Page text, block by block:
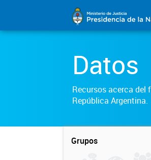
Datos
Recursos acerca
República Argentina.
Grupos